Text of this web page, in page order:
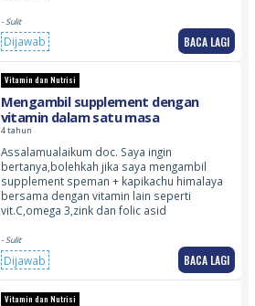
- Sulit
Dijawab BACA LAGI
Vitamin dan Nutrisi
Mengambil supplement dengan
vitamin dalam satu masa
4 tahun
Assalamualaikum doc. Saya ingin
bertanya,bolehkah jika saya mengambil
supplement speman + kapikachu himalaya
bersama dengan vitamin lain seperti
vit.C,omega 3,zink dan folic asid
- Sulit
Dijawab BACA LAGI
Vitamin dan Nutrisi